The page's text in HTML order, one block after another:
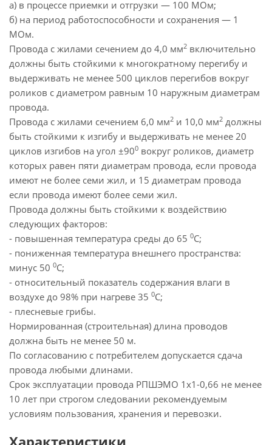
а) в процессе приемки и отгрузки — 100 МОм;
б) на период работоспособности и сохранения — 1
МОм.
Провода с жилами сечением до 4,0 мм2 включительно
должны быть стойкими к многократному перегибу и
выдерживать не менее 500 циклов перегибов вокруг
роликов с диаметром равным 10 наружным диаметрам
провода.
Провода с жилами сечением 6,0 мм2 и 10,0 мм2 должны
быть стойкими к изгибу и выдерживать не менее 20
циклов изгибов на угол ±900 вокруг роликов, диаметр
которых равен пяти диаметрам провода, если провода
имеют не более семи жил, и 15 диаметрам провода
если провода имеют более семи жил.
Провода должны быть стойкими к воздействию
следующих факторов:
- повышенная температура среды до 65 0С;
- пониженная температура внешнего пространства:
минус 50 0С;
- относительный показатель содержания влаги в
воздухе до 98% при нагреве 35 0С;
- плесневые грибы.
Нормированная (строительная) длина проводов
должна быть не менее 50 м.
По согласованию с потребителем допускается сдача
провода любыми длинами.
Срок эксплуатации провода РПШЭМО 1х1-0,66 не менее
10 лет при строгом следовании рекомендуемым
условиям пользования, хранения и перевозки.
Характеристики